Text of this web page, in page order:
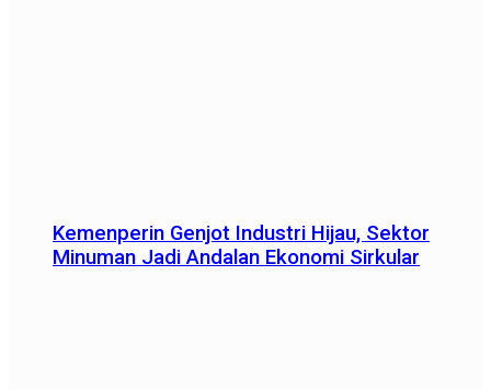
Kemenperin Genjot Industri Hijau, Sektor
Minuman Jadi Andalan Ekonomi Sirkular